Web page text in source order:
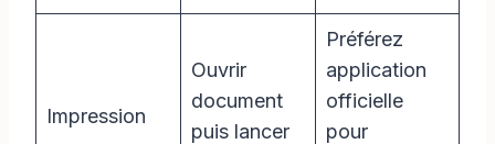
Impression
Ouvrir
document
puis lancer
Préférez
application
officielle
pour